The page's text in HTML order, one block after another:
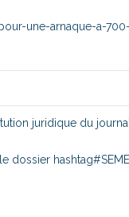
une-arnaque-a-
juridique du
dossier